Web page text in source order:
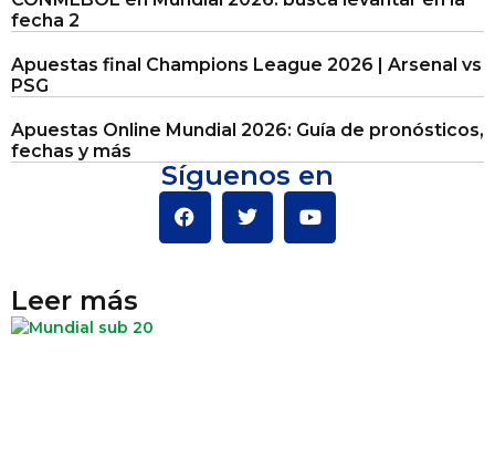
fecha 2
Apuestas final Champions League 2026 | Arsenal vs
PSG
Apuestas Online Mundial 2026: Guía de pronósticos,
fechas y más
Síguenos en
Leer más